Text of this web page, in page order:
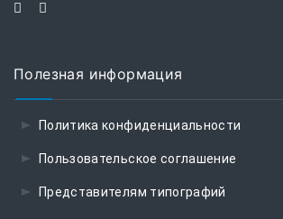
Полезная информация
Политика конфиденциальности
Пользовательское соглашение
Представителям типографий